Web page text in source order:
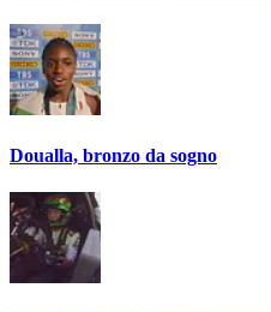
Doualla, bronzo da sogno